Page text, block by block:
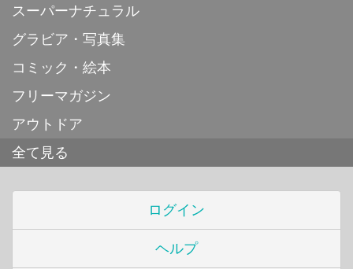
スーパーナチュラル
グラビア・写真集
コミック・絵本
フリーマガジン
アウトドア
全て見る
ログイン
ヘルプ